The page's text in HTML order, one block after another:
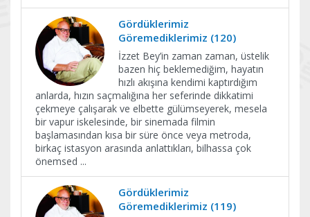
Gördüklerimiz
Göremediklerimiz (120)
İzzet Bey’in zaman zaman, üstelik
bazen hiç beklemediğim, hayatın
hızlı akışına kendimi kaptırdığım
anlarda, hızın saçmalığına her seferinde dikkatimi
çekmeye çalışarak ve elbette gülümseyerek, mesela
bir vapur iskelesinde, bir sinemada filmin
başlamasından kısa bir süre önce veya metroda,
birkaç istasyon arasında anlattıkları, bilhassa çok
önemsed ...
Gördüklerimiz
Göremediklerimiz (119)